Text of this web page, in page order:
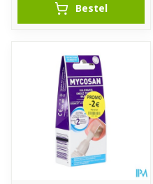
Bestel